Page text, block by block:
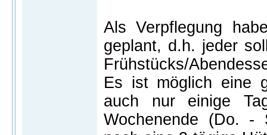
Als Verpflegung
geplant, d.h. jeder
Frühstücks/
Es ist möglich eine
auch nur einige
Wochenende (Do. -